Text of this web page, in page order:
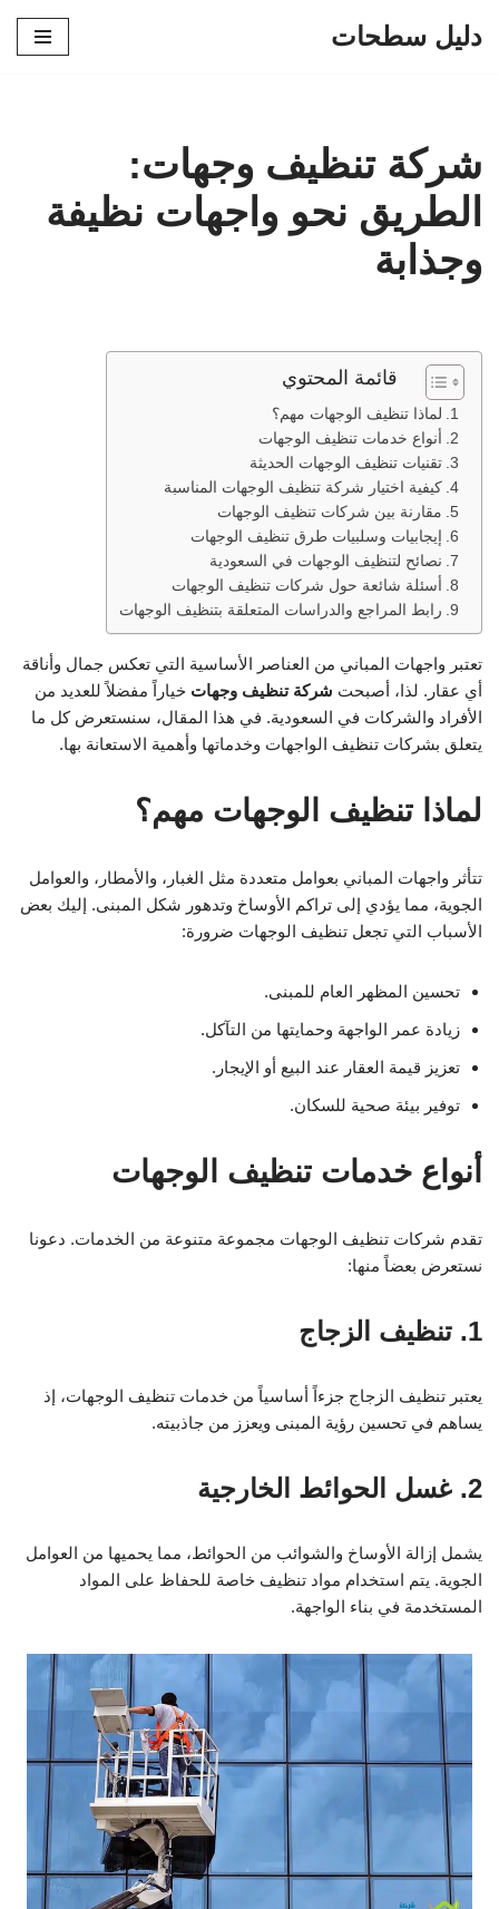
دليل سطحات
شركة تنظيف وجهات:
الطريق نحو واجهات نظيفة
وجذابة
قائمة المحتوي
لماذا تنظيف الوجهات مهم؟
أنواع خدمات تنظيف الوجهات
تقنيات تنظيف الوجهات الحديثة
كيفية اختيار شركة تنظيف الوجهات المناسبة
مقارنة بين شركات تنظيف الوجهات
إيجابيات وسلبيات طرق تنظيف الوجهات
نصائح لتنظيف الوجهات في السعودية
أسئلة شائعة حول شركات تنظيف الوجهات
رابط المراجع والدراسات المتعلقة بتنظيف الوجهات
تعتبر واجهات المباني من العناصر الأساسية التي تعكس جمال وأناقة
أي عقار. لذا، أصبحت شركة تنظيف وجهات خياراً مفضلاً للعديد من
الأفراد والشركات في السعودية. في هذا المقال، سنستعرض كل ما
يتعلق بشركات تنظيف الواجهات وخدماتها وأهمية الاستعانة بها.
لماذا تنظيف الوجهات مهم؟
تتأثر واجهات المباني بعوامل متعددة مثل الغبار، والأمطار، والعوامل
الجوية، مما يؤدي إلى تراكم الأوساخ وتدهور شكل المبنى. إليك بعض
الأسباب التي تجعل تنظيف الوجهات ضرورة:
تحسين المظهر العام للمبنى.
زيادة عمر الواجهة وحمايتها من التآكل.
تعزيز قيمة العقار عند البيع أو الإيجار.
توفير بيئة صحية للسكان.
أنواع خدمات تنظيف الوجهات
تقدم شركات تنظيف الوجهات مجموعة متنوعة من الخدمات. دعونا
نستعرض بعضاً منها:
1. تنظيف الزجاج
يعتبر تنظيف الزجاج جزءاً أساسياً من خدمات تنظيف الوجهات، إذ
يساهم في تحسين رؤية المبنى ويعزز من جاذبيته.
2. غسل الحوائط الخارجية
يشمل إزالة الأوساخ والشوائب من الحوائط، مما يحميها من العوامل
الجوية. يتم استخدام مواد تنظيف خاصة للحفاظ على المواد
المستخدمة في بناء الواجهة.